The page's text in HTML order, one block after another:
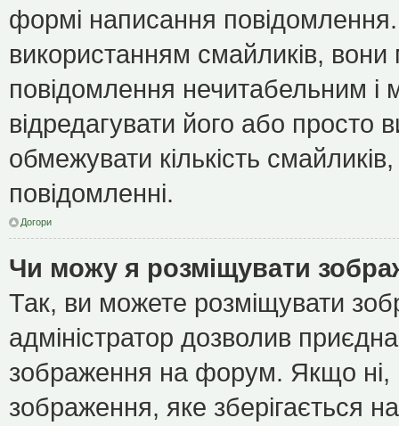
формі написання
використанням смайликів,
повідомлення нечитабельним
відредагувати його або
обмежувати кількість
повідомленні.
Догори
Чи можу я розміщувати
Так, ви можете розміщувати
адміністратор дозволив
зображення на форум. Якщо ні,
зображення, яке зберігається